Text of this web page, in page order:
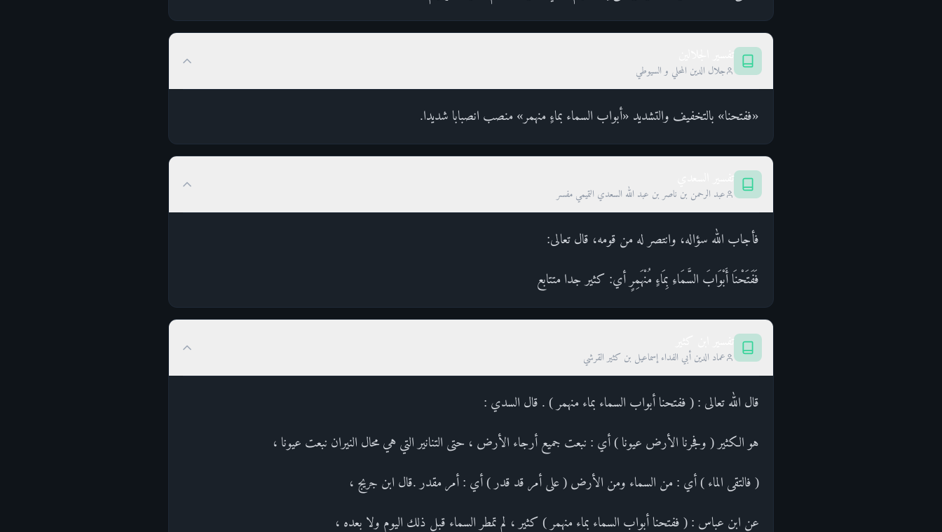
جلال الدين المحلي و السيوطي
«ففتحنا» بالتخفيف والتشديد «أبواب السماء بماءٍ منهمر» منصب انصبابا شديدا.
عبد الرحمن بن ناصر بن عبد الله السعدي التميمي مفسر
فأجاب الله سؤاله، وانتصر له من قومه، قال تعالى:
فَفَتَحْنَا أَبْوَابَ السَّمَاءِ بِمَاءٍ مُنْهَمِرٍ أي: كثير جدا متتابع
عماد الدين أبي الفداء إسماعيل بن كثير القرشي
قال الله تعالى : ( ففتحنا أبواب السماء بماء منهمر ) . قال السدي :
هو الكثير ( وفجرنا الأرض عيونا ) أي : نبعت جميع أرجاء الأرض ، حتى التنانير التي هي محال النيران نبعت عيونا ،
( فالتقى الماء ) أي : من السماء ومن الأرض ( على أمر قد قدر ) أي : أمر مقدر .قال ابن جريج ،
عن ابن عباس : ( ففتحنا أبواب السماء بماء منهمر ) كثير ، لم تمطر السماء قبل ذلك اليوم ولا بعده ،